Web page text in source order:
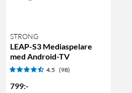
STRONG
LEAP-S3 Mediaspelare
med Android-TV
4.5 (98)
799:-